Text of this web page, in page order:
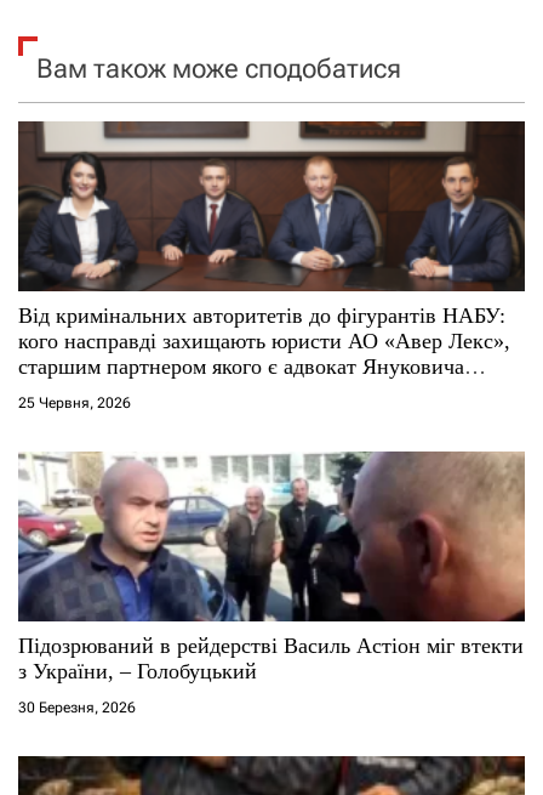
а
п
и
с
і
в
Вам також може сподобатися
Від кримінальних авторитетів до фігурантів НАБУ:
кого насправді захищають юристи АО «Авер Лекс»,
старшим партнером якого є адвокат Януковича
Віталій Сердюк
25 Червня, 2026
Підозрюваний в рейдерстві Василь Астіон міг втекти
з України, – Голобуцький
30 Березня, 2026